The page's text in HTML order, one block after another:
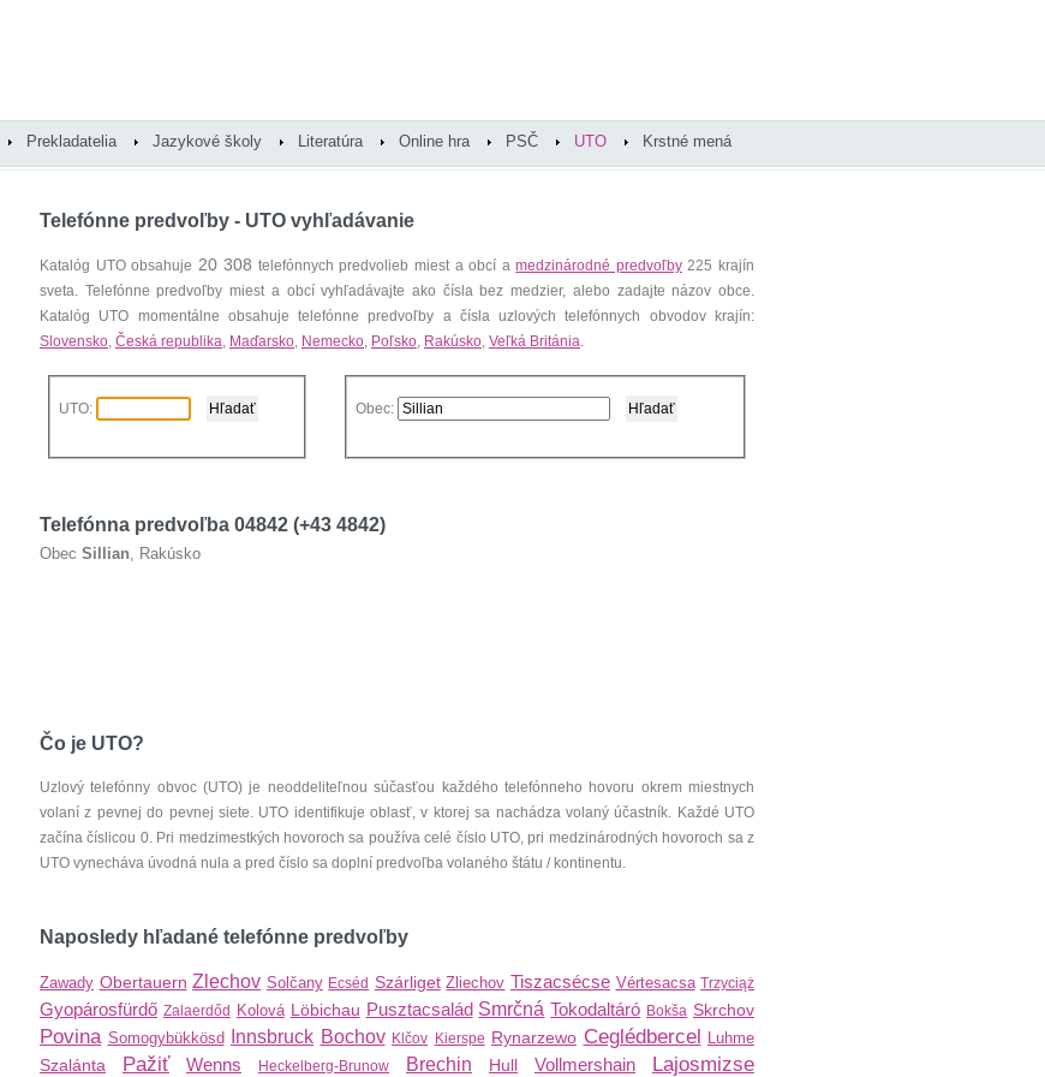
Prekladatelia Jazykové školy Literatúra Online hra PSČ UTO Krstné mená
Telefónne predvoľby - UTO vyhľadávanie
Katalóg UTO obsahuje 20 308 telefónnych predvolieb miest a obcí amedzinárodné predvoľby225 krajín
sveta. Telefónne predvoľby miest a obcí vyhľadávajte ako čísla bez medzier, alebo zadajte názov obce.
Katalóg UTO momentálne obsahuje telefónne predvoľby a čísla uzlových telefónnych obvodov krajín:
Slovensko, Česká republika, Maďarsko, Nemecko, Poľsko, Rakúsko, Veľká Británia.
UTO: Obec:
Telefónna predvoľba 04842 (+43 4842)
Obec Sillian, Rakúsko
Čo je UTO?
Uzlový telefónny obvoc (UTO) je neoddeliteľnou súčasťou každého telefónneho hovoru okrem miestnych
volaní z pevnej do pevnej siete. UTO identifikuje oblasť, v ktorej sa nachádza volaný účastník. Každé UTO
začína číslicou 0. Pri medzimestkých hovoroch sa používa celé číslo UTO, pri medzinárodných hovoroch sa z
UTO vynecháva úvodná nula a pred číslo sa doplní predvoľba volaného štátu / kontinentu.
Naposledy hľadané telefónne predvoľby
Zawady Obertauern Zlechov Solčany Ecséd Szárliget Zliechov Tiszacsécse Vértesacsa Trzyciąż
Gyopárosfürdő Zalaerdőd Kolová Löbichau Pusztacsalád Smrčná Tokodaltáró Bokša Skrchov
Povina Somogybükkösd Innsbruck Bochov Klčov Kierspe Rynarzewo Ceglédbercel Luhme
Szalánta Pažiť Wenns Heckelberg-Brunow Brechin Hull Vollmershain Lajosmizse